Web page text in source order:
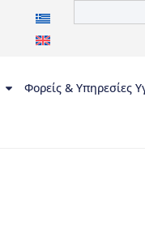
Φορείς & Υπηρεσίες